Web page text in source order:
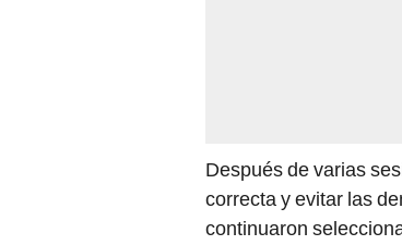
Después de varias
correcta y evitar las
continuaron